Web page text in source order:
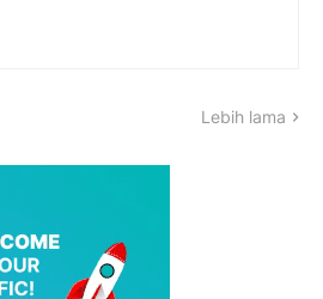
Lebih lama